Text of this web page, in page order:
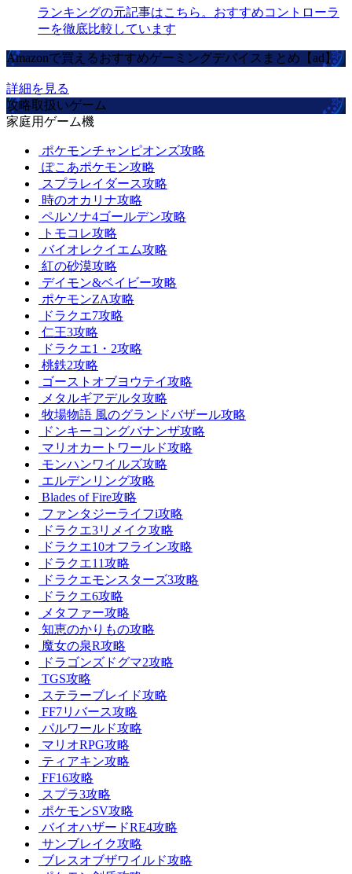
ランキングの元記事はこちら。おすすめコントローラ
ーを徹底比較しています
Amazonで買えるおすすめゲーミングデバイスまとめ【ad】
詳細を見る
攻略取扱いゲーム
家庭用ゲーム機
ポケモンチャンピオンズ攻略
ぽこあポケモン攻略
スプラレイダース攻略
時のオカリナ攻略
ペルソナ4ゴールデン攻略
トモコレ攻略
バイオレクイエム攻略
紅の砂漠攻略
デイモン&ベイビー攻略
ポケモンZA攻略
ドラクエ7攻略
仁王3攻略
ドラクエ1・2攻略
桃鉄2攻略
ゴーストオブヨウテイ攻略
メタルギアデルタ攻略
牧場物語 風のグランドバザール攻略
ドンキーコングバナンザ攻略
マリオカートワールド攻略
モンハンワイルズ攻略
エルデンリング攻略
Blades of Fire攻略
ファンタジーライフi攻略
ドラクエ3リメイク攻略
ドラクエ10オフライン攻略
ドラクエ11攻略
ドラクエモンスターズ3攻略
ドラクエ6攻略
メタファー攻略
知恵のかりもの攻略
魔女の泉R攻略
ドラゴンズドグマ2攻略
TGS攻略
ステラーブレイド攻略
FF7リバース攻略
パルワールド攻略
マリオRPG攻略
ティアキン攻略
FF16攻略
スプラ3攻略
ポケモンSV攻略
バイオハザードRE4攻略
サンブレイク攻略
ブレスオブザワイルド攻略